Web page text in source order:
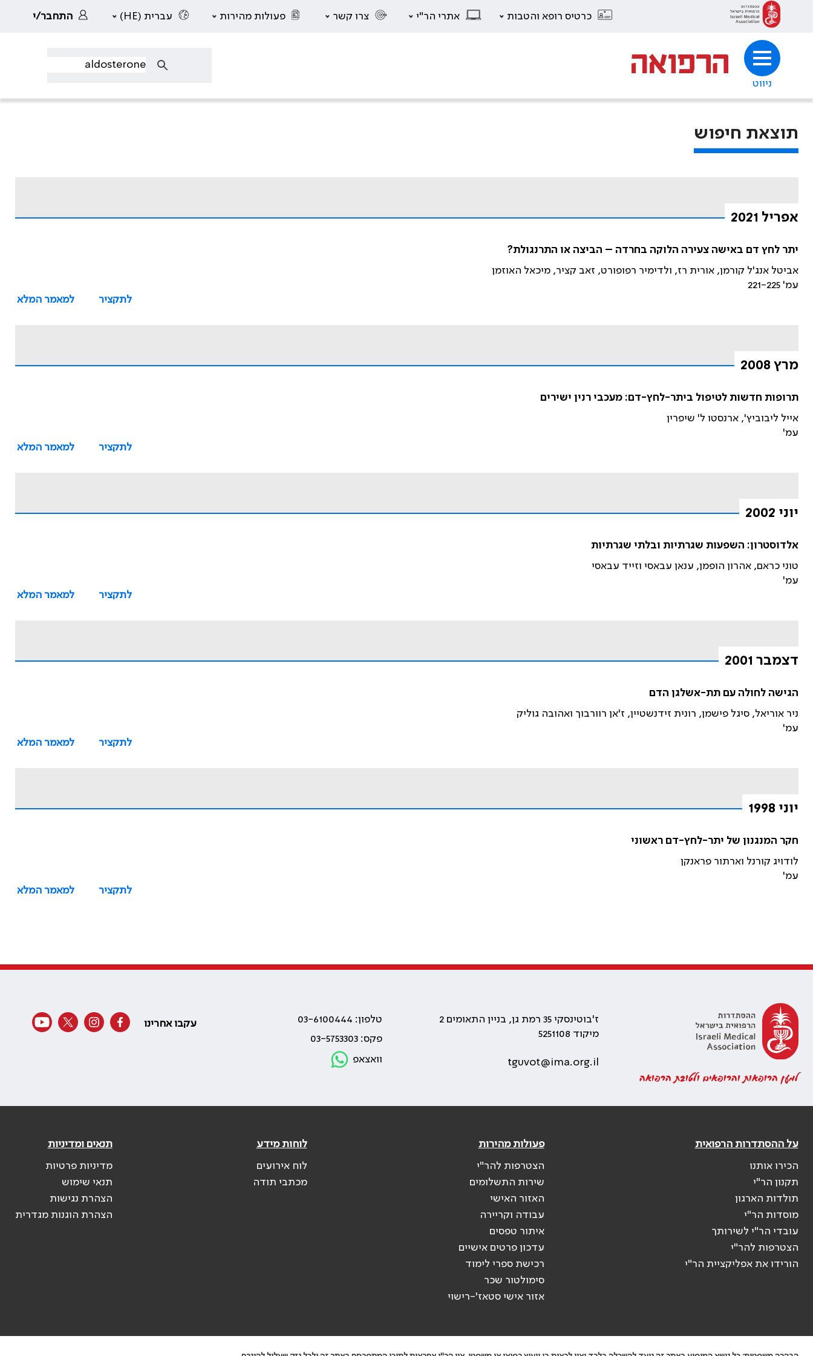
כרטיס רופא והטבות אתרי הר"י צרו קשר פעולות מהירות עברית (HE) התחבר/י
ניווט
תוצאת חיפוש
אפריל 2021
יתר לחץ דם באישה צעירה הלוקה בחרדה – הביצה או התרנגולת?
אביטל אנג'ל קורמן, אורית רז, ולדימיר רפופורט, זאב קציר, מיכאל האוזמן
עמ' 221-225
לתקציר
למאמר המלא
מרץ 2008
תרופות חדשות לטיפול ביתר-לחץ-דם: מעכבי רנין ישירים
אייל ליבוביץ', ארנסטו ל' שיפרין
עמ'
לתקציר
למאמר המלא
יוני 2002
אלדוסטרון: השפעות שגרתיות ובלתי שגרתיות
טוני כראם, אהרון הופמן, ענאן עבאסי וזייד עבאסי
עמ'
לתקציר
למאמר המלא
דצמבר 2001
הגישה לחולה עם תת-אשלגן הדם
ניר אוריאל, סיגל פישמן, רונית זידנשטיין, ז'אן רוורבוך ואהובה גוליק
עמ'
לתקציר
למאמר המלא
יוני 1998
חקר המנגנון של יתר-לחץ-דם ראשוני
לודויג קורנל וארתור פראנקן
עמ'
לתקציר
למאמר המלא
למען הרופאות והרופאים ולטובת הרפואה
ז'בוטינסקי 35 רמת גן, בניין התאומים 2
מיקוד 5251108
tguvot@ima.org.il
טלפון: 03-6100444
פקס: 03-5753303
וואצאפ
עקבו אחרינו
על ההסתדרות הרפואית
הכירו אותנו
תקנון הר"י
תולדות הארגון
מוסדות הר"י
עובדי הר"י לשירותך
הצטרפות להר"י
הורידו את אפליקציית הר"י
פעולות מהירות
הצטרפות להר"י
שירות התשלומים
האזור האישי
עבודה וקריירה
איתור טפסים
עדכון פרטים אישיים
רכישת ספרי לימוד
סימולטור שכר
אזור אישי סטאז'-רישוי
לוחות מידע
לוח אירועים
מכתבי תודה
תנאים ומדיניות
מדיניות פרטיות
תנאי שימוש
הצהרת נגישות
הצהרת הוגנות מגדרית